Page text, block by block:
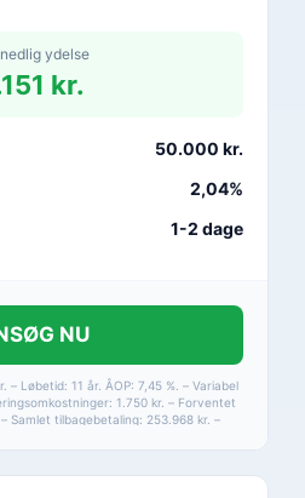
ydelse
kr.
50.000 kr.
2,04%
1-2 dage
NU
– Løbetid: 11 år. ÅOP: 7,45 %. – Variabel
1.750 kr. – Forventet
Samlet tilbagebetaling: 253.968 kr. –